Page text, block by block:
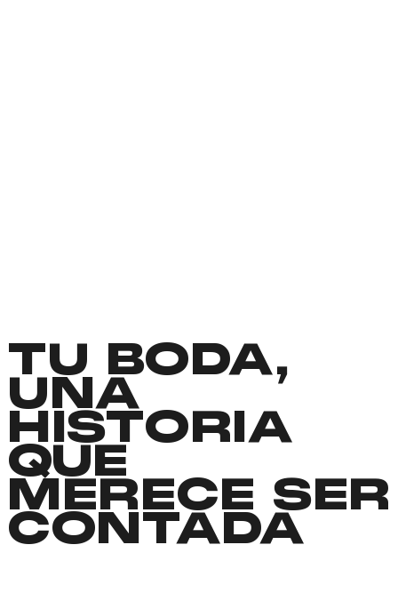
TU BODA,
UNA
HISTORIA
QUE
MERECE SER
CONTADA